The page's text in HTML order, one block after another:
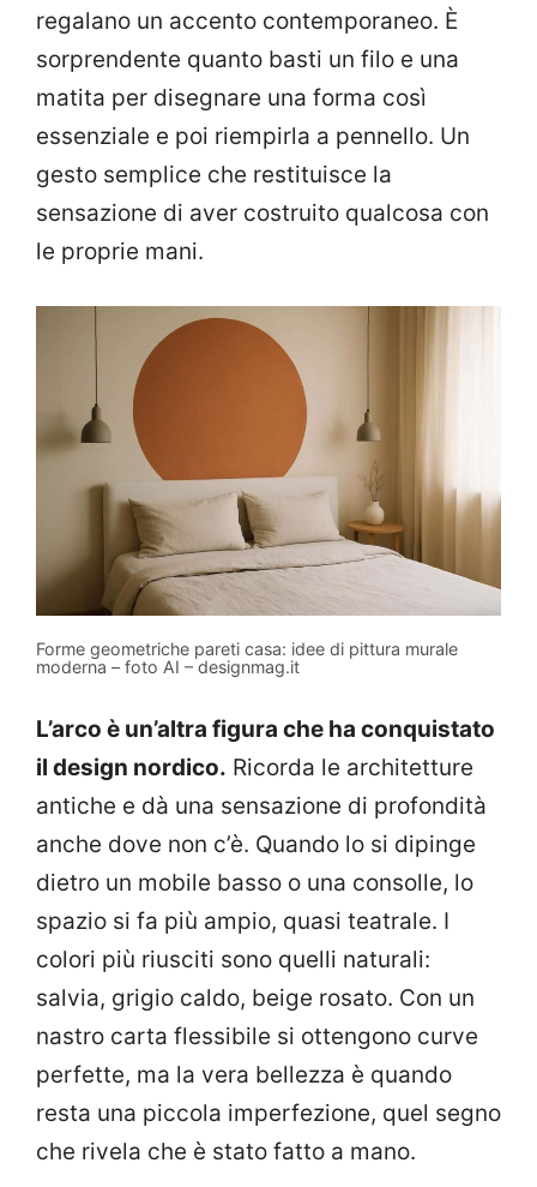
regalano un accento contemporaneo. È
sorprendente quanto basti un filo e una
matita per disegnare una forma così
essenziale e poi riempirla a pennello. Un
gesto semplice che restituisce la
sensazione di aver costruito qualcosa con
le proprie mani.
Forme geometriche pareti casa: idee di pittura murale
moderna – foto AI – designmag.it
L’arco è un’altra figura che ha conquistato
il design nordico. Ricorda le architetture
antiche e dà una sensazione di profondità
anche dove non c’è. Quando lo si dipinge
dietro un mobile basso o una consolle, lo
spazio si fa più ampio, quasi teatrale. I
colori più riusciti sono quelli naturali:
salvia, grigio caldo, beige rosato. Con un
nastro carta flessibile si ottengono curve
perfette, ma la vera bellezza è quando
resta una piccola imperfezione, quel segno
che rivela che è stato fatto a mano.